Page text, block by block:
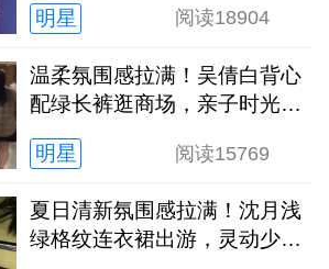
明星 阅读18904
温柔氛围感拉满！吴倩白背心
配绿长裤逛商场，亲子时光松
明星
阅读15769
夏日清新氛围感拉满！沈月浅
绿格纹连衣裙出游，灵动少女